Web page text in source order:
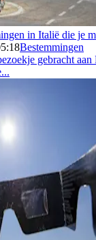
in Italië die je
Bestemmingen
gebracht